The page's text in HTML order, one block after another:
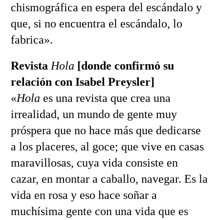
chismográfica en espera del escándalo y
que, si no encuentra el escándalo, lo
fabrica».
Revista Hola [donde confirmó su
relación con Isabel Preysler]
«Hola es una revista que crea una
irrealidad, un mundo de gente muy
próspera que no hace más que dedicarse
a los placeres, al goce; que vive en casas
maravillosas, cuya vida consiste en
cazar, en montar a caballo, navegar. Es la
vida en rosa y eso hace soñar a
muchísima gente con una vida que es